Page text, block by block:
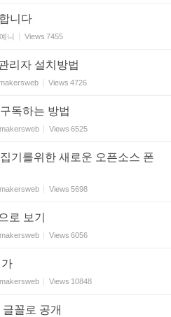
니다
예니 Views 7455
리자 설치방법
Views 4726
독하는 방법
makersweb Views 6525
기를위한 새로운 오픈소스 폰
makersweb Views 5698
로 보기
makersweb Views 6056
makersweb Views 10848
꼴로 공개